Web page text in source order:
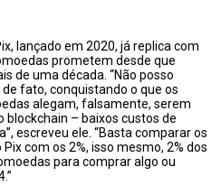
lançado em 2020, já replica com
prometem desde que
de uma década. “Não posso
fato, conquistando o que os
alegam, falsamente, serem
– baixos custos de
escreveu ele. “Basta comparar os
com os 2%, isso mesmo, 2% dos
para comprar algo ou